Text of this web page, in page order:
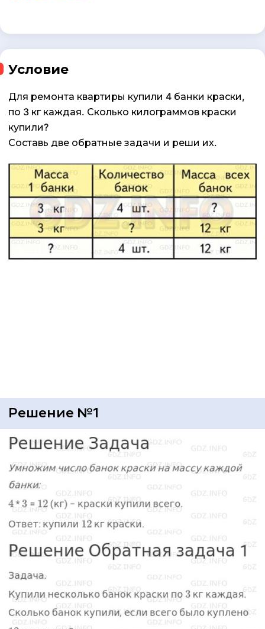
Условие
Для ремонта квартиры купили 4 банки краски,
по 3 кг каждая. Сколько килограммов краски
купили?
Составь две обратные задачи и реши их.
Решение №1